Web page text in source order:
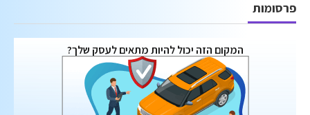
פרסומות
המקום הזה יכול להיות מתאים לעסק שלך?